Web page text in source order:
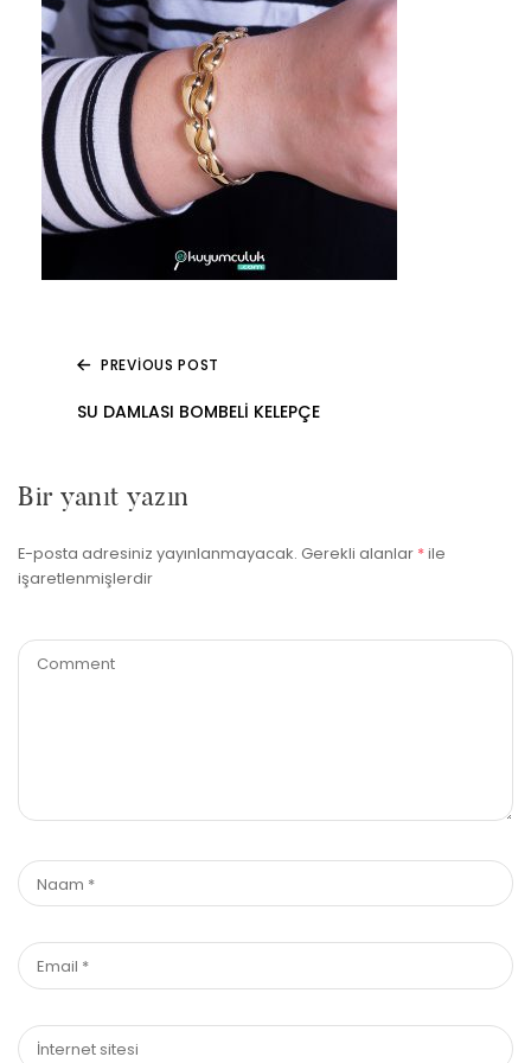
PREVIOUS POST
SU DAMLASI BOMBELI KELEPÇE
Bir yanıt yazın
E-posta adresiniz yayınlanmayacak. Gerekli alanlar *ile
işaretlenmişlerdir